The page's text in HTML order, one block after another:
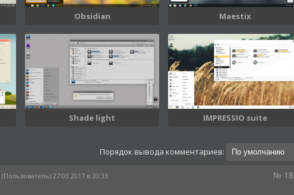
Obsidian Maestix
Shade light IMPRESSIO suite
Порядок вывода комментариев:
(Пользователь) 27.03.2017 в 20:33 № 18